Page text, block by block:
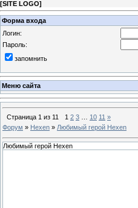
[SITE LOGO]
Форма входа
Логин:
Пароль:
запомнить
Меню сайта
Страница 1 из 11 1 2 3 10 11 »
Форум » Hexen » Любимый герой Hexen
Любимый герой Hexen